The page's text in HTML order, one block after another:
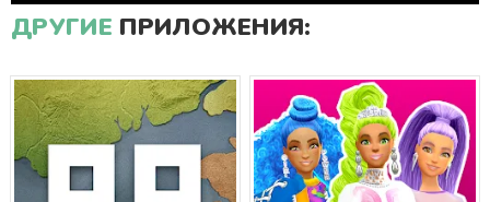
ДРУГИЕ ПРИЛОЖЕНИЯ: